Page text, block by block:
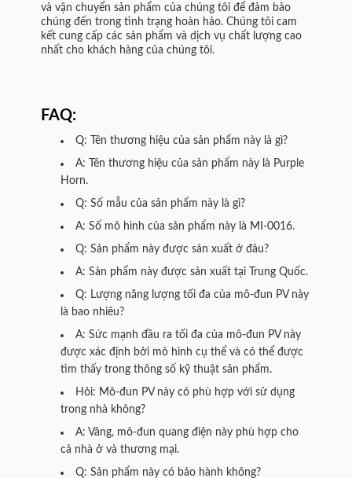
và vận chuyển sản phẩm của chúng tôi để đảm bảo
chúng đến trong tình trạng hoàn hảo. Chúng tôi cam
kết cung cấp các sản phẩm và dịch vụ chất lượng cao
nhất cho khách hàng của chúng tôi.
FAQ:
Q: Tên thương hiệu của sản phẩm này là gì?
A: Tên thương hiệu của sản phẩm này là Purple
Horn.
Q: Số mẫu của sản phẩm này là gì?
A: Số mô hình của sản phẩm này là MI-0016.
Q: Sản phẩm này được sản xuất ở đâu?
A: Sản phẩm này được sản xuất tại Trung Quốc.
Q: Lượng năng lượng tối đa của mô-đun PV này
là bao nhiêu?
A: Sức mạnh đầu ra tối đa của mô-đun PV này
được xác định bởi mô hình cụ thể và có thể được
tìm thấy trong thông số kỹ thuật sản phẩm.
Hỏi: Mô-đun PV này có phù hợp với sử dụng
trong nhà không?
A: Vâng, mô-đun quang điện này phù hợp cho
cả nhà ở và thương mại.
Q: Sản phẩm này có bảo hành không?